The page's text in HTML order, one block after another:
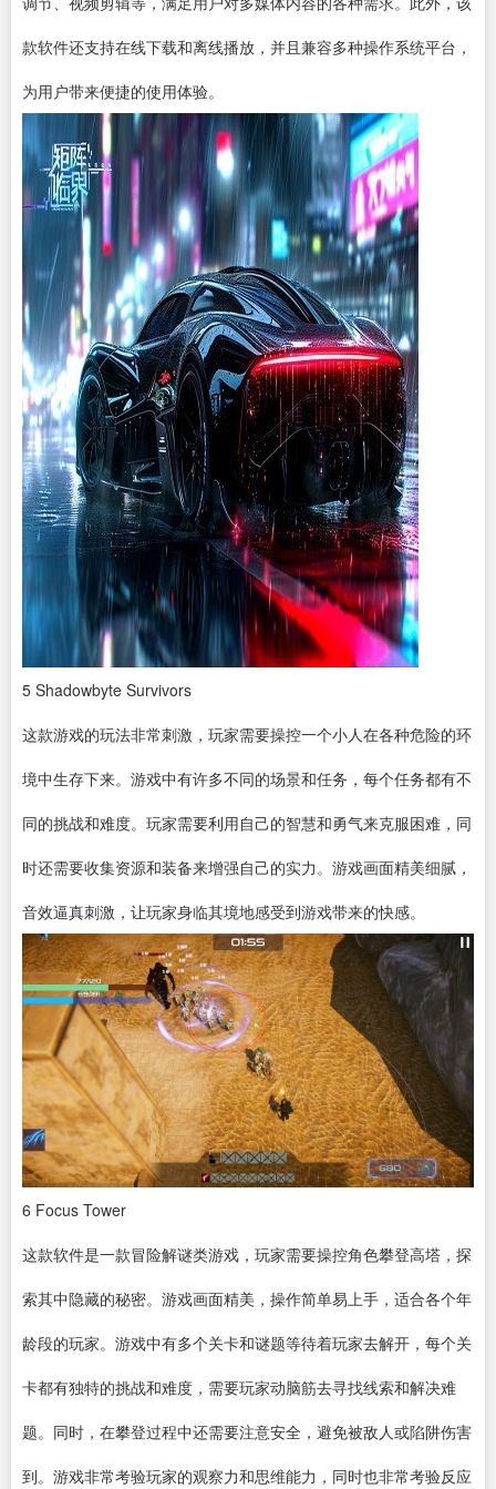
款软件还支持在线下载和离线播放，并且兼容多种操作系统平台，
为用户带来便捷的使用体验。
5 Shadowbyte Survivors
这款游戏的玩法非常刺激，玩家需要操控一个小人在各种危险的环
境中生存下来。游戏中有许多不同的场景和任务，每个任务都有不
同的挑战和难度。玩家需要利用自己的智慧和勇气来克服困难，同
时还需要收集资源和装备来增强自己的实力。游戏画面精美细腻，
音效逼真刺激，让玩家身临其境地感受到游戏带来的快感。
6 Focus Tower
这款软件是一款冒险解谜类游戏，玩家需要操控角色攀登高塔，探
索其中隐藏的秘密。游戏画面精美，操作简单易上手，适合各个年
龄段的玩家。游戏中有多个关卡和谜题等待着玩家去解开，每个关
卡都有独特的挑战和难度，需要玩家动脑筋去寻找线索和解决难
题。同时，在攀登过程中还需要注意安全，避免被敌人或陷阱伤害
到。游戏非常考验玩家的观察力和思维能力，同时也非常考验反应